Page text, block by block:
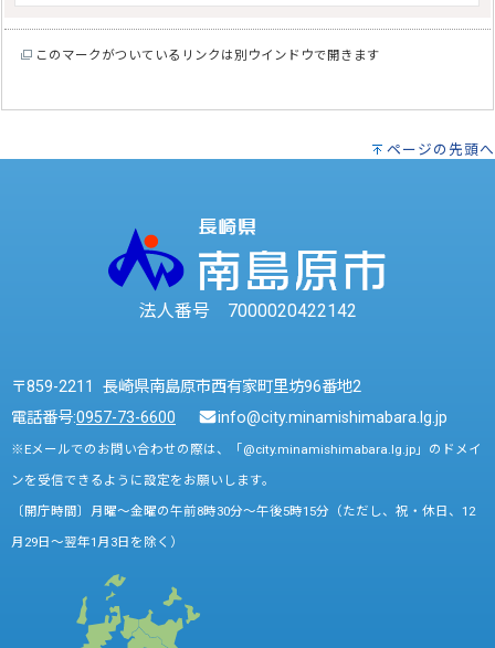
このマークがついているリンクは別ウインドウで開きます
ページの先頭へ
法人番号 7000020422142
〒859-2211 長崎県南島原市西有家町里坊96番地2
電話番号:0957-73-6600 info@city.minamishimabara.lg.jp
※Eメールでのお問い合わせの際は、「@city.minamishimabara.lg.jp」のドメイ
ンを受信できるように設定をお願いします。
〔開庁時間〕月曜～金曜の午前8時30分～午後5時15分（ただし、祝・休日、12
月29日～翌年1月3日を除く）